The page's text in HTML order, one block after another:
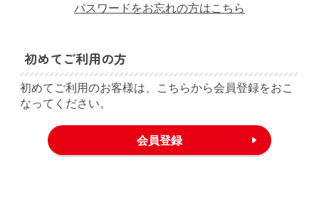
パスワードをお忘れの方はこちら
初めてご利用の方
初めてご利用のお客様は、こちらから会員登録をおこ
なってください。